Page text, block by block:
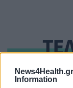
Information
Ηλεκτρικά
σοβαρής